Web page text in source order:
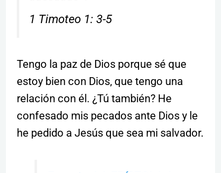
1 Timoteo 1: 3-5
Tengo la paz de Dios porque sé que
estoy bien con Dios, que tengo una
relación con él. ¿Tú también? He
confesado mis pecados ante Dios y le
he pedido a Jesús que sea mi salvador.